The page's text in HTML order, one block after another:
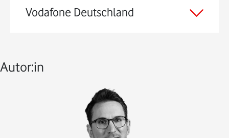
Vodafone Deutschland
Autor:in